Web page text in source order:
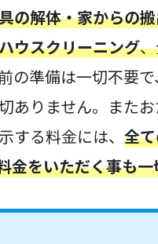
の解体・家からの
ウスクリーニング
の準備は一切不要
ありません。また
する料金には、全
金をいただく事も